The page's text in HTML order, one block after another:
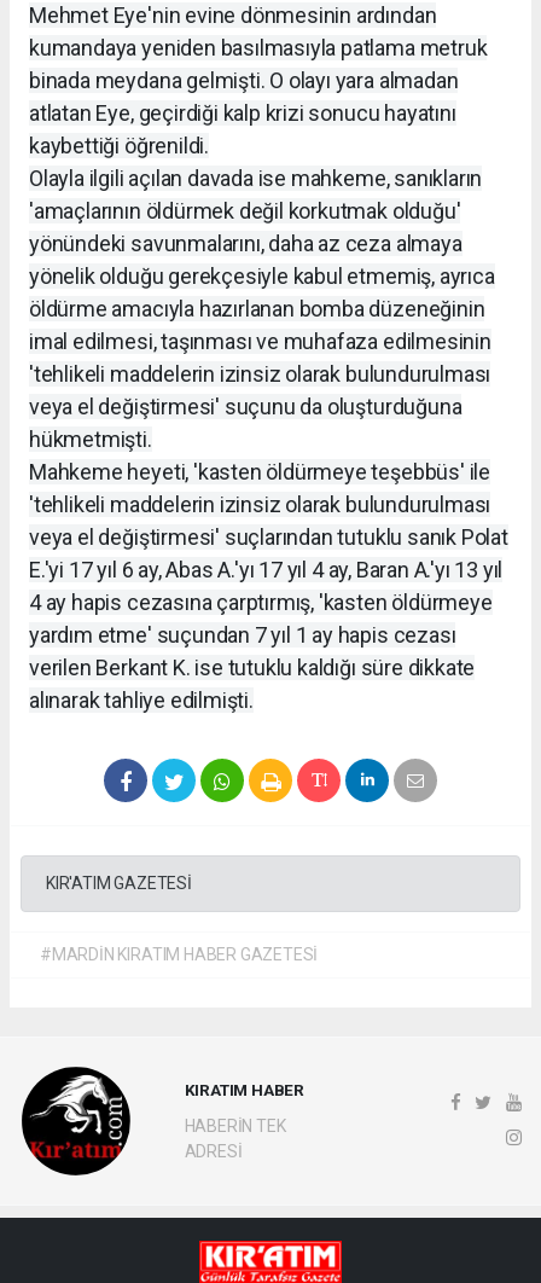
Mehmet Eye'nin evine dönmesinin ardından
kumandaya yeniden basılmasıyla patlama metruk
binada meydana gelmişti. O olayı yara almadan
atlatan Eye, geçirdiği kalp krizi sonucu hayatını
kaybettiği öğrenildi.
Olayla ilgili açılan davada ise mahkeme, sanıkların
'amaçlarının öldürmek değil korkutmak olduğu'
yönündeki savunmalarını, daha az ceza almaya
yönelik olduğu gerekçesiyle kabul etmemiş, ayrıca
öldürme amacıyla hazırlanan bomba düzeneğinin
imal edilmesi, taşınması ve muhafaza edilmesinin
'tehlikeli maddelerin izinsiz olarak bulundurulması
veya el değiştirmesi' suçunu da oluşturduğuna
hükmetmişti.
Mahkeme heyeti, 'kasten öldürmeye teşebbüs' ile
'tehlikeli maddelerin izinsiz olarak bulundurulması
veya el değiştirmesi' suçlarından tutuklu sanık Polat
E.'yi 17 yıl 6 ay, Abas A.'yı 17 yıl 4 ay, Baran A.'yı 13 yıl
4 ay hapis cezasına çarptırmış, 'kasten öldürmeye
yardım etme' suçundan 7 yıl 1 ay hapis cezası
verilen Berkant K. ise tutuklu kaldığı süre dikkate
alınarak tahliye edilmişti.
KIR'ATIM GAZETESİ
#MARDİN KIRATIM HABER GAZETESİ
KIRATIM HABER
HABERİN TEK
ADRESİ